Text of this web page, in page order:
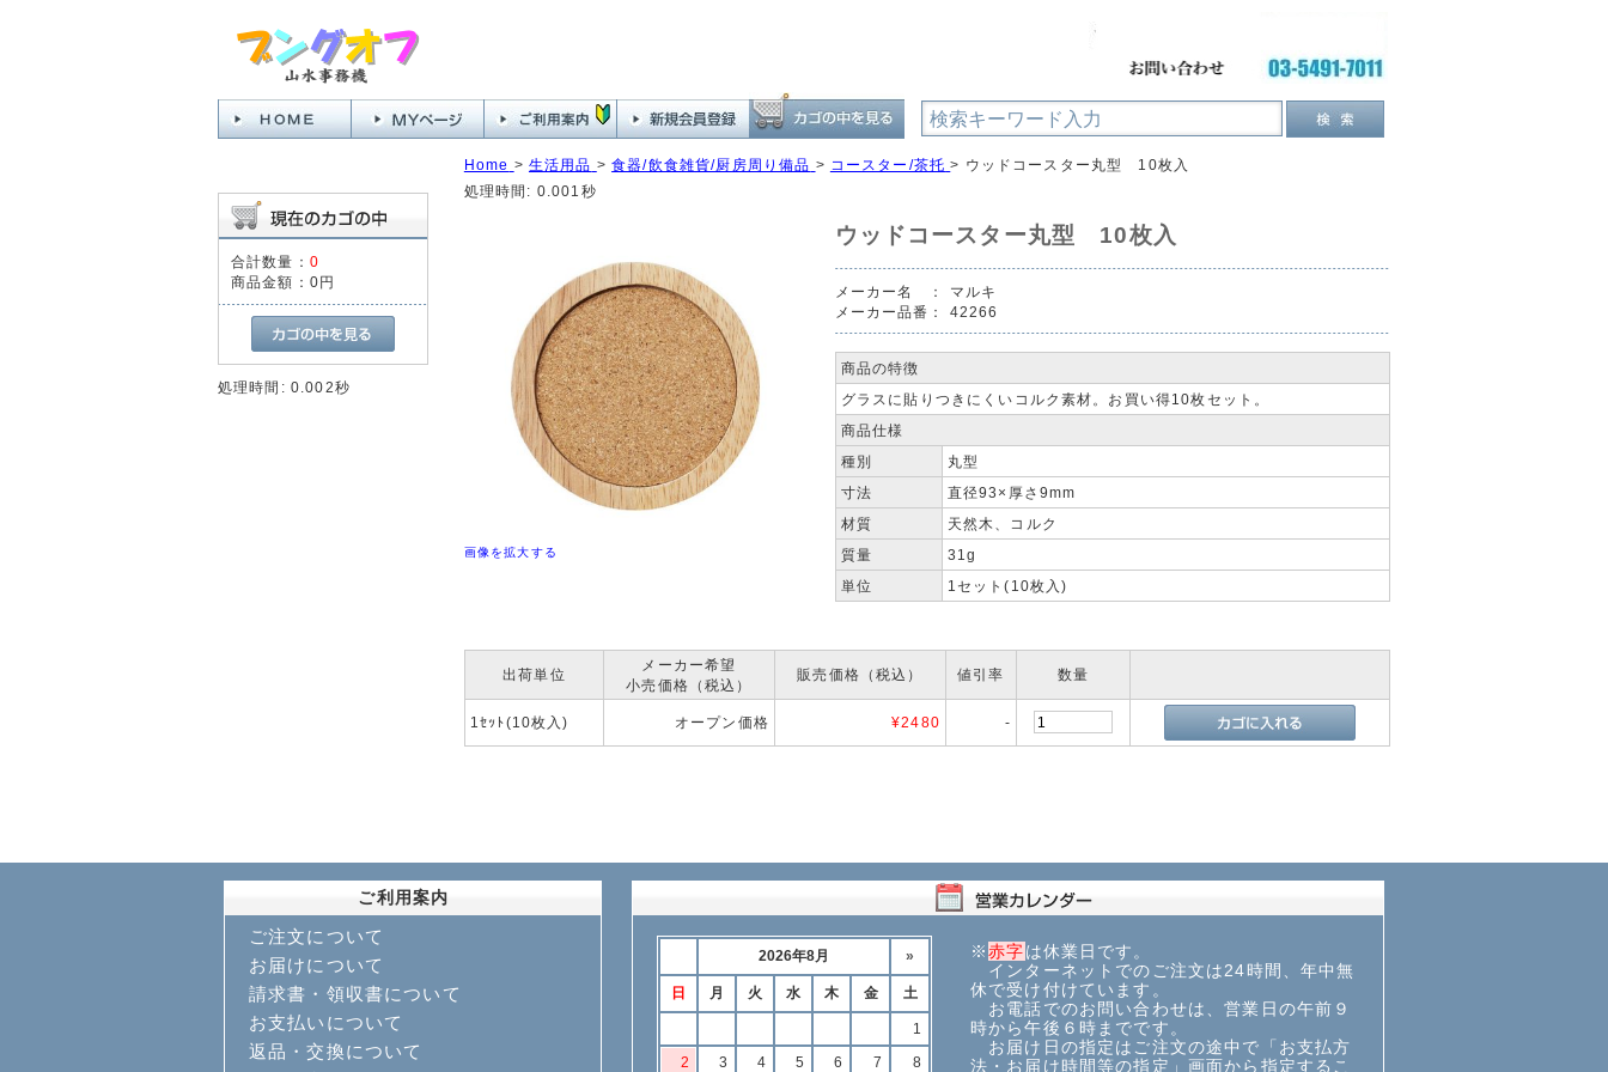
合計数量： 0
商品金額： 0円
処理時間: 0.002秒
Home > 生活用品 >食器/飲食雑貨/厨房周り備品 > コースター/茶托 > ウッドコースター丸型 10枚入
処理時間: 0.001秒
画像を拡大する
ウッドコースター丸型 10枚入
メーカー名 ：
マルキ
メーカー品番：
42266
商品の特徴
グラスに貼りつきにくいコルク素材。お買い得10枚セット。
商品仕様
種別
丸型
寸法
直径93×厚さ9mm
材質
天然木、コルク
質量
31g
単位
1セット(10枚入)
出荷単位
メーカー希望
小売価格（税込）
販売価格（税込） 値引率 数量
1ｾｯﾄ(10枚入) オープン価格 ¥2480 -
ご利用案内
ご注文について
お届けについて
請求書・領収書について
お支払いについて
返品・交換について
※赤字は休業日です。
インターネットでのご注文は24時間、年中無
休で受け付けています。
お電話でのお問い合わせは、営業日の午前９
時から午後６時までです。
お届け日の指定はご注文の途中で「お支払方
法・お届け時間等の指定」画面から指定するこ